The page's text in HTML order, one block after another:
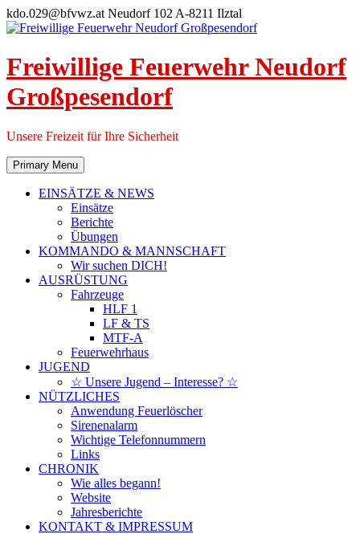
Skip
to
kdo.029@bfvwz.at Neudorf 102 A-8211 Ilztal
Freiwillige Feuerwehr Neudorf
Großpesendorf
Unsere Freizeit für Ihre Sicherheit
Primary Menu
EINSÄTZE & NEWS
Einsätze
Berichte
Übungen
KOMMANDO & MANNSCHAFT
Wir suchen DICH!
AUSRÜSTUNG
Fahrzeuge
HLF 1
LF & TS
MTF-A
Feuerwehrhaus
JUGEND
☆ Unsere Jugend – Interesse? ☆
NÜTZLICHES
Anwendung Feuerlöscher
Sirenenalarm
Wichtige Telefonnummern
Links
CHRONIK
Wie alles begann!
Website
Jahresberichte
KONTAKT & IMPRESSUM